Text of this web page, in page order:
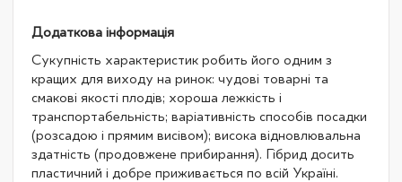
Додаткова інформація
Сукупність характеристик робить його одним з
кращих для виходу на ринок: чудові товарні та
смакові якості плодів; хороша лежкість і
транспортабельність; варіативність способів посадки
(розсадою і прямим висівом); висока відновлювальна
здатність (продовжене прибирання). Гібрид досить
пластичний і добре приживається по всій Україні.